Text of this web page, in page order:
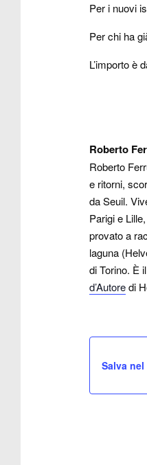
Per i nuovi
Per chi ha
L’importo è
Roberto
Roberto
e ritorni,
da Seuil.
Parigi e
provato a
laguna
di Torino. È
d’Autoredi
Salva